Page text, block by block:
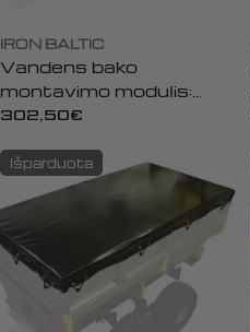
IRON BALTIC
Vandens bako
montavimo modulis:
Medžio atramos
Įprasta
302,50€
Išparduota